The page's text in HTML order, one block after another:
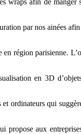
wraps afin de manger
par nos ainées
région parisienne.
en 3D
ordinateurs qui
propose aux